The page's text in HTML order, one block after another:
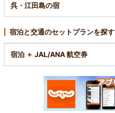
呉・江田島の宿
宿泊と交通のセットプランを探す
宿泊 ＋ JAL/ANA 航空券